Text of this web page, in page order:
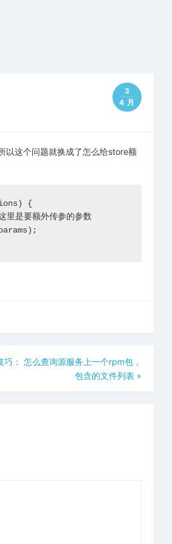
3
4 月
这个问题就换成了怎么给store额
{
是要额外传参的参数
： 怎么查询源服务上一个rpm包，
包含的文件列表 »